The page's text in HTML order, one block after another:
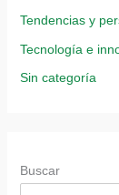
Tendencias y
Tecnología e
Sin categoría
Buscar